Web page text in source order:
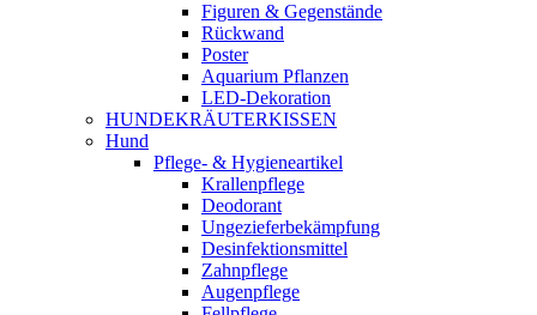
Figuren & Gegenstände
Rückwand
Poster
Aquarium Pflanzen
LED-Dekoration
HUNDEKRÄUTERKISSEN
Hund
Pflege- & Hygieneartikel
Krallenpflege
Deodorant
Ungezieferbekämpfung
Desinfektionsmittel
Zahnpflege
Augenpflege